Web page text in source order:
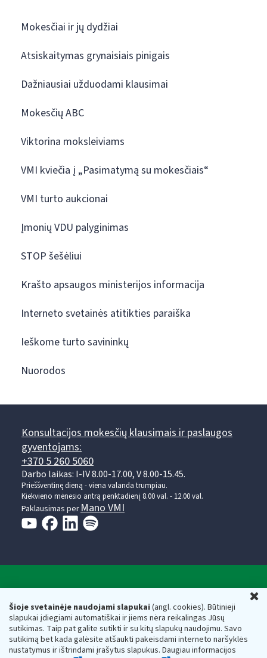
Šioje svetainėje naudojami slapukai(angl. cookies). Būtinieji
slapukai įdiegiami automatiškai ir jiems nėra reikalingas Jūsų
sutikimas. Taip pat galite sutikti ir su kitų slapukų naudojimu. Savo
sutikimą bet kada galėsite atšaukti pakeisdami interneto naršyklės
nustatymus ir ištrindami įrašytus slapukus. Daugiau informacijos
Mokesčiai ir jų dydžiai
Atsiskaitymas grynaisiais pinigais
Dažniausiai užduodami klausimai
Mokesčių ABC
Viktorina moksleiviams
VMI kviečia į „Pasimatymą su mokesčiais“
VMI turto aukcionai
Įmonių VDU palyginimas
STOP šešėliui
Krašto apsaugos ministerijos informacija
Interneto svetainės atitikties paraiška
Ieškome turto savininkų
Nuorodos
Konsultacijos mokesčių klausimais ir paslaugos
gyventojams:
+370 5 260 5060
Darbo laikas: I-IV 8.00-17.00, V 8.00-15.45.
Prieššventinę dieną - viena valanda trumpiau.
Kiekvieno mėnesio antrą penktadienį 8.00 val. - 12.00 val.
Paklausimas per Mano VMI
Respublikos finansų ministerijos
Biudžetinė įstaiga. Juridinio asmens kodas — 188659752,
adresas: Vasario 16-osios g. 14, 01107 Vilnius, Lietuva, el.paštas:
vmi@vmi.lt, E. pristatymo dėžutės adresas 188659752
Duomenys apie Valstybinę mokesčių inspekciją prie Lietuvos